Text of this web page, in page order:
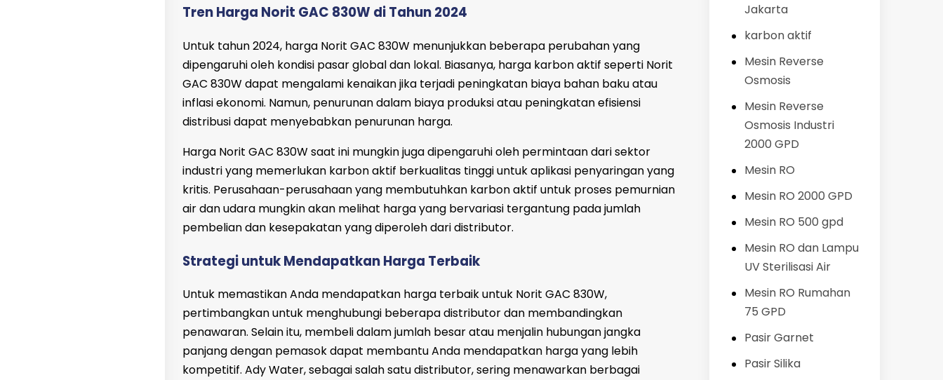
Tren Harga Norit GAC 830W di Tahun 2024
Untuk tahun 2024, harga Norit GAC 830W menunjukkan beberapa perubahan yang
dipengaruhi oleh kondisi pasar global dan lokal. Biasanya, harga karbon aktif seperti Norit
GAC 830W dapat mengalami kenaikan jika terjadi peningkatan biaya bahan baku atau
inflasi ekonomi. Namun, penurunan dalam biaya produksi atau peningkatan efisiensi
distribusi dapat menyebabkan penurunan harga.
Harga Norit GAC 830W saat ini mungkin juga dipengaruhi oleh permintaan dari sektor
industri yang memerlukan karbon aktif berkualitas tinggi untuk aplikasi penyaringan yang
kritis. Perusahaan-perusahaan yang membutuhkan karbon aktif untuk proses pemurnian
air dan udara mungkin akan melihat harga yang bervariasi tergantung pada jumlah
pembelian dan kesepakatan yang diperoleh dari distributor.
Strategi untuk Mendapatkan Harga Terbaik
Untuk memastikan Anda mendapatkan harga terbaik untuk Norit GAC 830W,
pertimbangkan untuk menghubungi beberapa distributor dan membandingkan
penawaran. Selain itu, membeli dalam jumlah besar atau menjalin hubungan jangka
panjang dengan pemasok dapat membantu Anda mendapatkan harga yang lebih
kompetitif. Ady Water, sebagai salah satu distributor, sering menawarkan berbagai
Jakarta
karbon aktif
Mesin Reverse
Osmosis
Mesin Reverse
Osmosis Industri
2000 GPD
Mesin RO
Mesin RO 2000 GPD
Mesin RO 500 gpd
Mesin RO dan Lampu
UV Sterilisasi Air
Mesin RO Rumahan
75 GPD
Pasir Garnet
Pasir Silika